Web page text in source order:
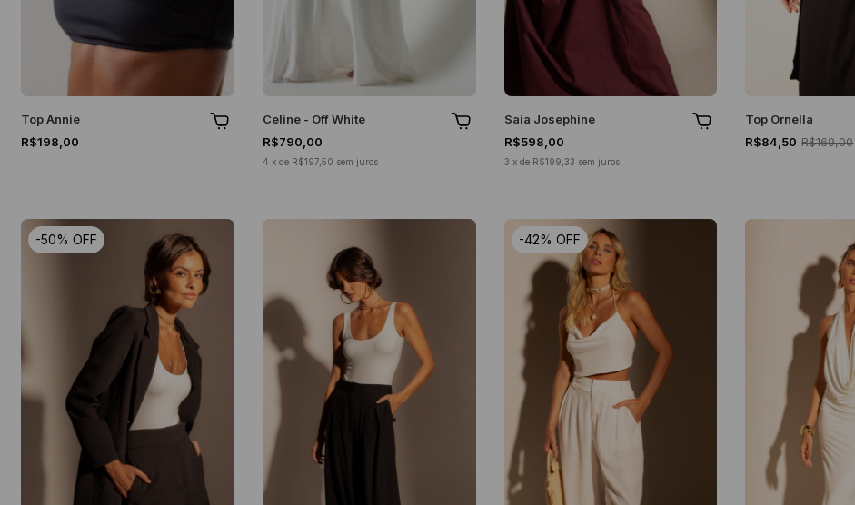
Top Annie
R$198,00
Celine - Off White
R$790,00
4 x de R$197,50 sem juros
Saia Josephine
R$598,00
3 x de R$199,33 sem juros
Top Ornella
R$84,50 R$169,00
-50% OFF -42% OFF